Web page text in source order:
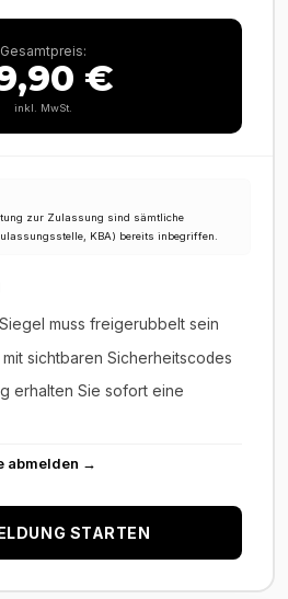
Gesamtpreis:
€
inkl. MwSt.
zur Zulassung sind sämtliche
KBA) bereits inbegriffen.
muss freigerubbelt sein
sichtbaren Sicherheitscodes
erhalten Sie sofort eine
abmelden →
STARTEN